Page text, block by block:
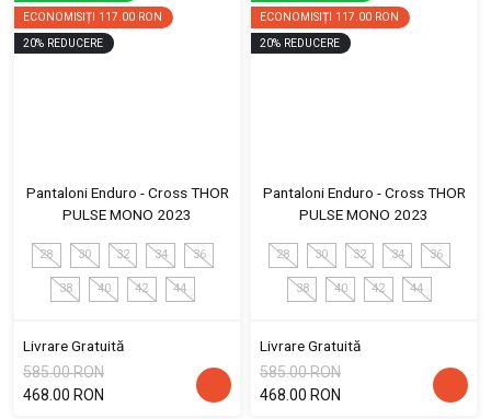
ECONOMISIȚI 117.00 RON
20% REDUCERE
Pantaloni Enduro - Cross THOR
PULSE MONO 2023
28 30 32 34 36
38 40 42 44
Livrare Gratuită
585.00 RON
468.00 RON
ECONOMISIȚI 117.00 RON
20% REDUCERE
Pantaloni Enduro - Cross THOR
PULSE MONO 2023
28 30 32 34 36
38 40 42 44
Livrare Gratuită
585.00 RON
468.00 RON